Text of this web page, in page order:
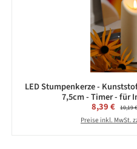
LED Stumpenkerze -
7,5cm - Timer - für
8,39 € 10,19 €
Preise inkl. MwSt.